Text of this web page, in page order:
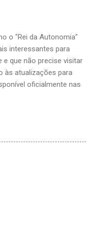
o "Rei da Autonomia"
interessantes para
e que não precise visitar
às atualizações para
oficialmente nas